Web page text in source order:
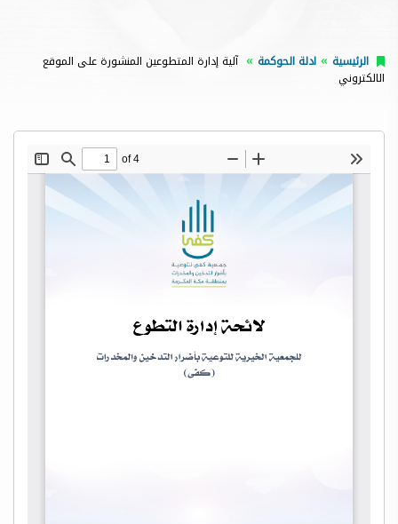
الرئيسية ادلة الحوكمة
آلية إدارة المتطوعين المنشورة على الموقع
الالكتروني